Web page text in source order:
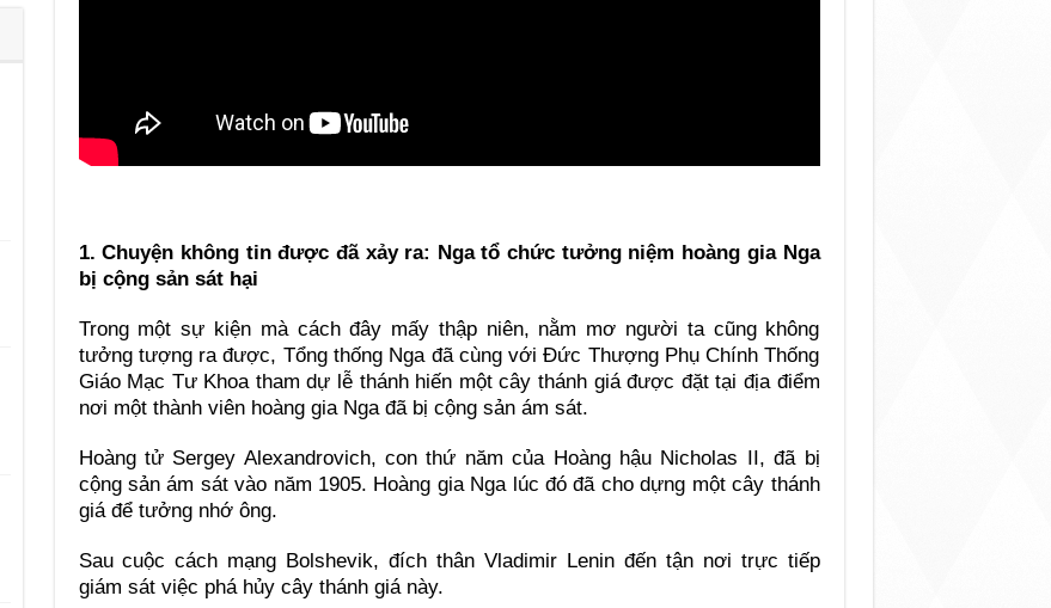
1. Chuyện không tin được đã xảy ra: Nga tổ chức tưởng niệm hoàng gia Nga
bị cộng sản sát hại
Trong một sự kiện mà cách đây mấy thập niên, nằm mơ người ta cũng không
tưởng tượng ra được, Tổng thống Nga đã cùng với Đức Thượng Phụ Chính Thống
Giáo Mạc Tư Khoa tham dự lễ thánh hiến một cây thánh giá được đặt tại địa điểm
nơi một thành viên hoàng gia Nga đã bị cộng sản ám sát.
Hoàng tử Sergey Alexandrovich, con thứ năm của Hoàng hậu Nicholas II, đã bị
cộng sản ám sát vào năm 1905. Hoàng gia Nga lúc đó đã cho dựng một cây thánh
giá để tưởng nhớ ông.
Sau cuộc cách mạng Bolshevik, đích thân Vladimir Lenin đến tận nơi trực tiếp
giám sát việc phá hủy cây thánh giá này.